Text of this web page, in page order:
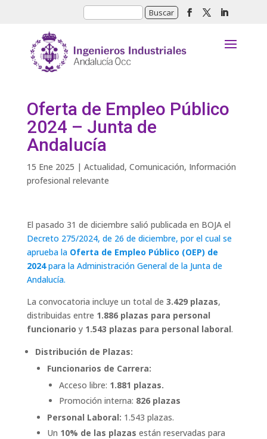
Oferta de Empleo Público
2024 – Junta de
Andalucía
15 Ene 2025 | Actualidad, Comunicación, Información
profesional relevante
El pasado 31 de diciembre salió publicada en BOJA el
Decreto 275/2024, de 26 de diciembre, por el cual se
aprueba la Oferta de Empleo Público (OEP) de
2024para la Administración General de la Junta de
Andalucía.
La convocatoria incluye un total de 3.429 plazas,
distribuidas entre 1.886 plazas para personal
funcionario y 1.543 plazas para personal laboral.
Distribución de Plazas:
Funcionarios de Carrera:
Acceso libre: 1.881 plazas.
Promoción interna: 826 plazas
Personal Laboral: 1.543 plazas.
Un 10% de las plazas están reservadas para